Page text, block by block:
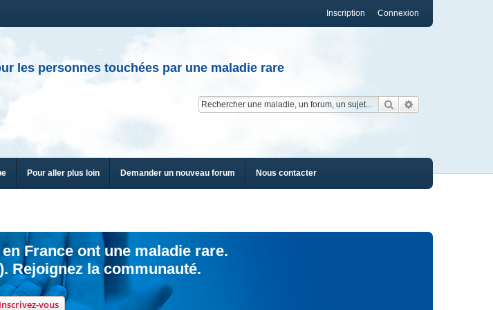
Connexion
Inscription
les personnes touchées par une maladie rare
Rechercher
Pour aller plus loin Demander un nouveau forum Nous contacter
France ont une maladie rare.
Rejoignez la communauté.
Inscrivez-vous